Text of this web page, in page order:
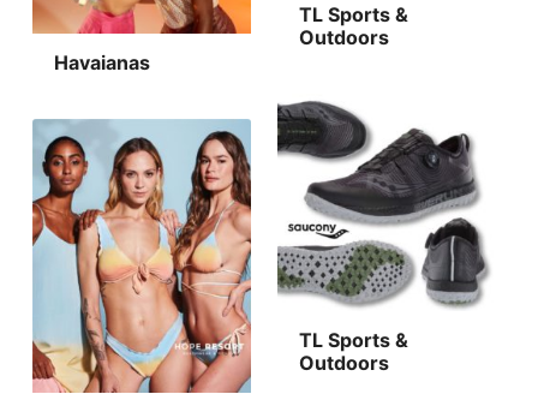
TL Sports &
Outdoors
Havaianas
TL Sports &
Outdoors